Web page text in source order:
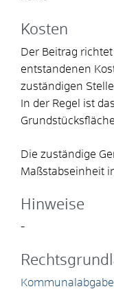
Kosten
Der Beitrag
entstandenen
zuständigen
In der Regel ist
Die zuständige
Maßstabseinheit
Hinweise
-